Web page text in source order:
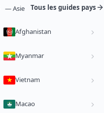
— Asie Tous les guides pays
Afghanistan
Myanmar
Vietnam
Macao